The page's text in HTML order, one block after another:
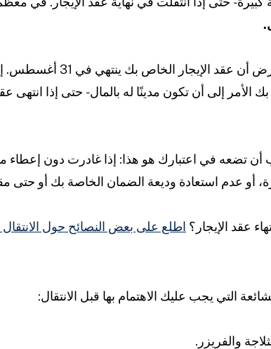
على سبيل المثال،
الأمر إلى أن تكون مدينًا له بالمال - حتى إذا انتهى
تضعه في اعتبارك هو هذا: إذا غادرت دون إعطاء
أو عدم استعادة وديعة الضمان الخاصة بك أو حتى
عقد الإيجار؟ اطلع على بعض النصائح حول الانتقال
التي يجب عليك الاهتمام بها قبل الانتقال:
والفريزر.